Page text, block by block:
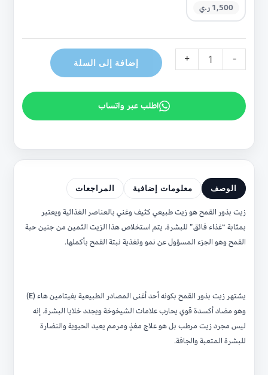
1,500 ر.ي
-
+ إضافة إلى السلة
اطلب عبر واتساب
الوصف معلومات إضافية المراجعات
زيت بذور القمح هو زيت طبيعي كثيف وغني بالعناصر الغذائية ويعتبر
بمثابة “غذاء فائق” للبشرة. يتم استخلاص هذا الزيت الثمين من جنين حبة
القمح وهو الجزء المسؤول عن نمو وتغذية نبتة القمح بأكملها.
يشتهر زيت بذور القمح بكونه أحد أغنى المصادر الطبيعية بفيتامين هاء (E)
وهو مضاد أكسدة قوي يحارب علامات الشيخوخة ويجدد خلايا البشرة. إنه
ليس مجرد زيت مرطب بل هو علاج مغذٍ ومرمم يعيد الحيوية والنضارة
للبشرة المتعبة والجافة.